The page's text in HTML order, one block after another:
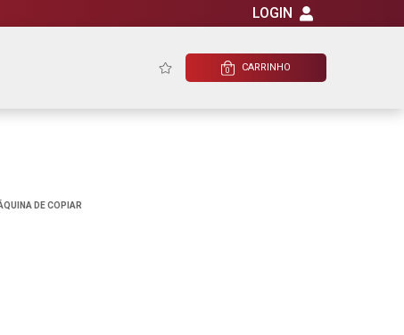
CARRINHO
0
LOGIN
DE COPIAR